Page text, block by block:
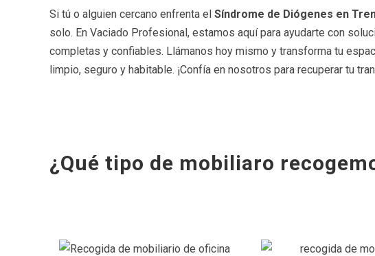
Si tú o alguien cercano enfrenta el Síndrome de Diógenes en
solo. En Vaciado Profesional, estamos aquí para ayudarte con
completas y confiables. Llámanos hoy mismo y transforma tu
limpio, seguro y habitable. ¡Confía en nosotros para recuperar tu
¿Qué tipo de mobiliaro